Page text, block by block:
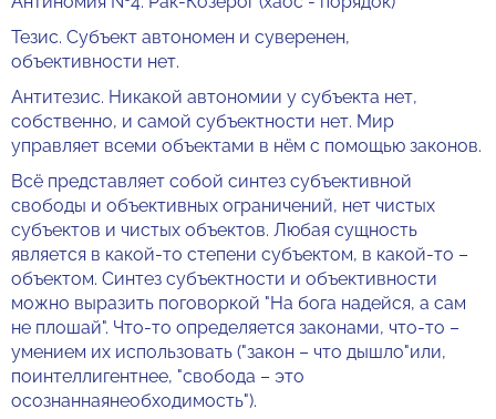
Тезис. Субъект автономен и суверенен,
объективности нет.
Антитезис. Никакой автономии у субъекта нет,
собственно, и самой субъектности нет. Мир
управляет всеми объектами в нём с помощью законов.
Всё представляет собой синтез субъективной
свободы и объективных ограничений, нет чистых
субъектов и чистых объектов. Любая сущность
является в какой-то степени субъектом, в какой-то –
объектом. Синтез субъектности и объективности
можно выразить поговоркой "На бога надейся, а сам
не плошай". Что-то определяется законами, что-то –
умением их использовать ("закон – что дышло"или,
поинтеллигентнее, "свобода – это
осознаннаянеобходимость").